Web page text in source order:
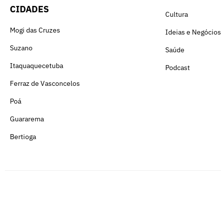
CIDADES
Mogi das Cruzes
Suzano
Itaquaquecetuba
Ferraz de Vasconcelos
Poá
Guararema
Bertioga
Cultura
Ideias e Negócios
Saúde
Podcast